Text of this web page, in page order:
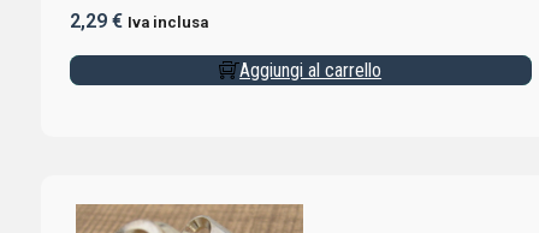
2,29 € Iva inclusa
Aggiungi al carrello